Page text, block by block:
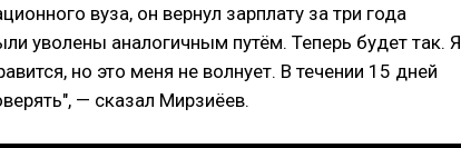
вуза, он вернул зарплату за три года
уволены аналогичным путём. Теперь будет так. Я
но это меня не волнует. В течении 15 дней
— сказал Мирзиёев.